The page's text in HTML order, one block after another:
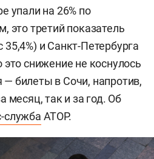
упали на 26% по
это третий показатель
и Санкт-Петербурга
снижение не коснулось
билеты в Сочи, напротив,
месяц, так и за год. Об
служба АТОР.